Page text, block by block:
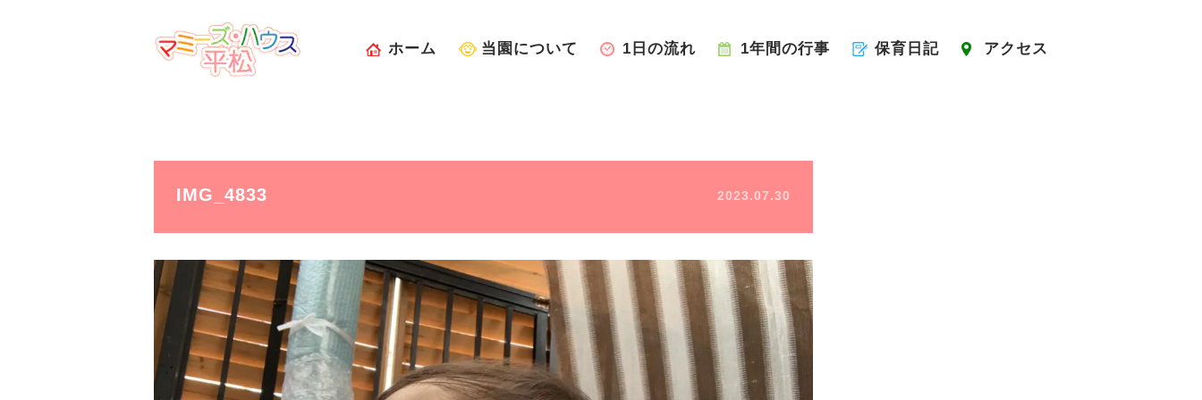
ホーム 当園について 1日の流れ 1年間の行事 保育日記 アクセス
2023.07.30
IMG_4833